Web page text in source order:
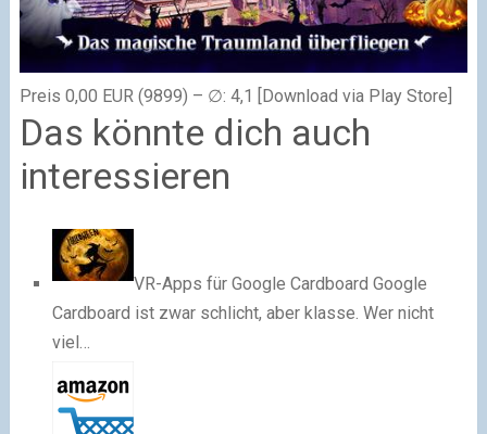
Preis 0,00 EUR (9899) – ∅: 4,1 [Download via Play Store]
Das könnte dich auch
interessieren
VR-Apps für Google Cardboard Google
Cardboard ist zwar schlicht, aber klasse. Wer nicht
viel…